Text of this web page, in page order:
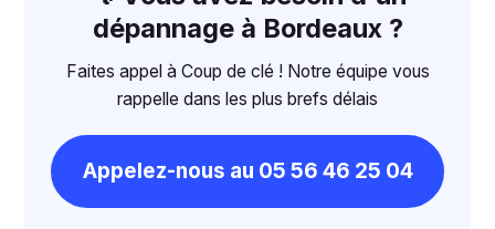
dépannage à Bordeaux ?
Faites appel à Coup de clé ! Notre équipe vous
rappelle dans les plus brefs délais
Appelez-nous au 05 56 46 25 04